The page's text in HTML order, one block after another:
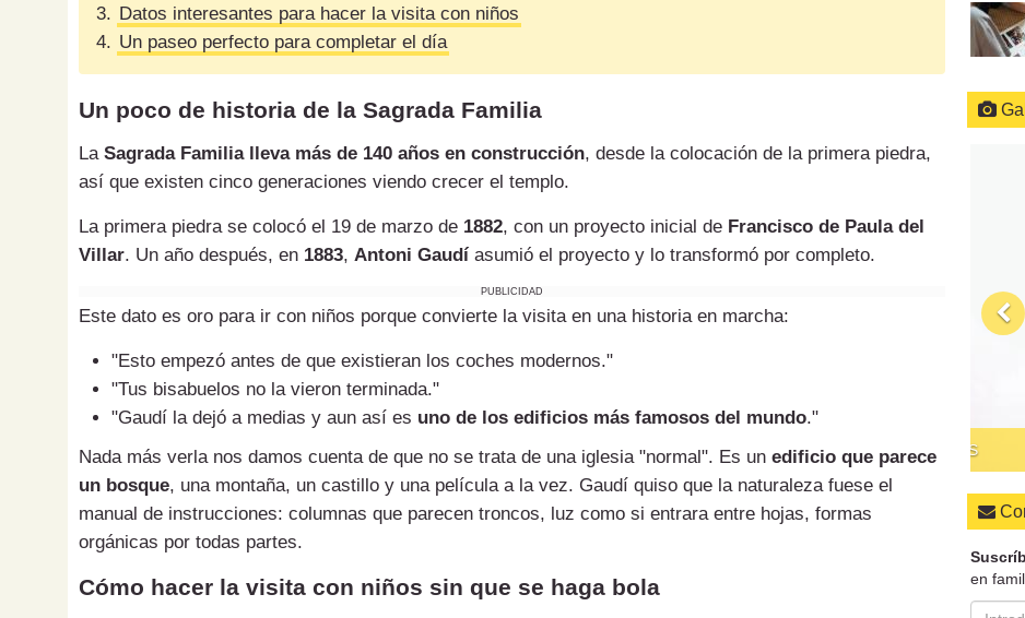
3. Datos interesantes para hacer la visita con niños
4. Un paseo perfecto para completar el día
Un poco de historia de la Sagrada Familia
La Sagrada Familia lleva más de 140 años en construcción, desde la colocación de la primera piedra,
así que existen cinco generaciones viendo crecer el templo.
La primera piedra se colocó el 19 de marzo de 1882, con un proyecto inicial de Francisco de Paula del
Villar. Un año después, en 1883, Antoni Gaudí asumió el proyecto y lo transformó por completo.
PUBLICIDAD
Este dato es oro para ir con niños porque convierte la visita en una historia en marcha:
"Esto empezó antes de que existieran los coches modernos."
"Tus bisabuelos no la vieron terminada."
"Gaudí la dejó a medias y aun así es uno de los edificios más famosos del mundo."
Nada más verla nos damos cuenta de que no se trata de una iglesia "normal". Es un edificio que parece
un bosque, una montaña, un castillo y una película a la vez. Gaudí quiso que la naturaleza fuese el
manual de instrucciones: columnas que parecen troncos, luz como si entrara entre hojas, formas
orgánicas por todas partes.
Cómo hacer la visita con niños sin que se haga bola
QUÉ
en